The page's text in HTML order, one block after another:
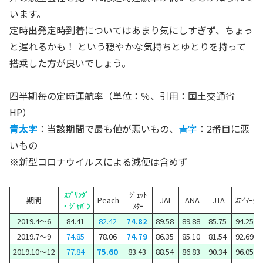
います。
定時出発定時到着についてはあまり気にしすぎず、ちょっ
と遅れるかも！ という穏やかな気持ちとゆとりを持って
搭乗した方が良いでしょう。
四半期毎の定時運航率（単位：％、引用：国土交通省
HP）
青太字 ：当該期間で最も値が悪いもの、 青字 ：2番目に悪
いもの
※新型コロナウイルスによる減便は含めず
期間
ｽﾌﾟﾘﾝｸﾞ
・ｼﾞｬﾊﾟﾝ
Peach
ｼﾞｪｯﾄ
ｽﾀｰ
JAL ANA JTA ｽｶｲﾏｰｸ
2019.4～6
84.41 82.42 74.82 89.58 89.88 85.75
94.25
2019.7～9
74.85 78.06 74.79 86.35 85.10 81.54
92.69
2019.10～12
77.84 75.60 83.43 88.54 86.83 90.34
96.05